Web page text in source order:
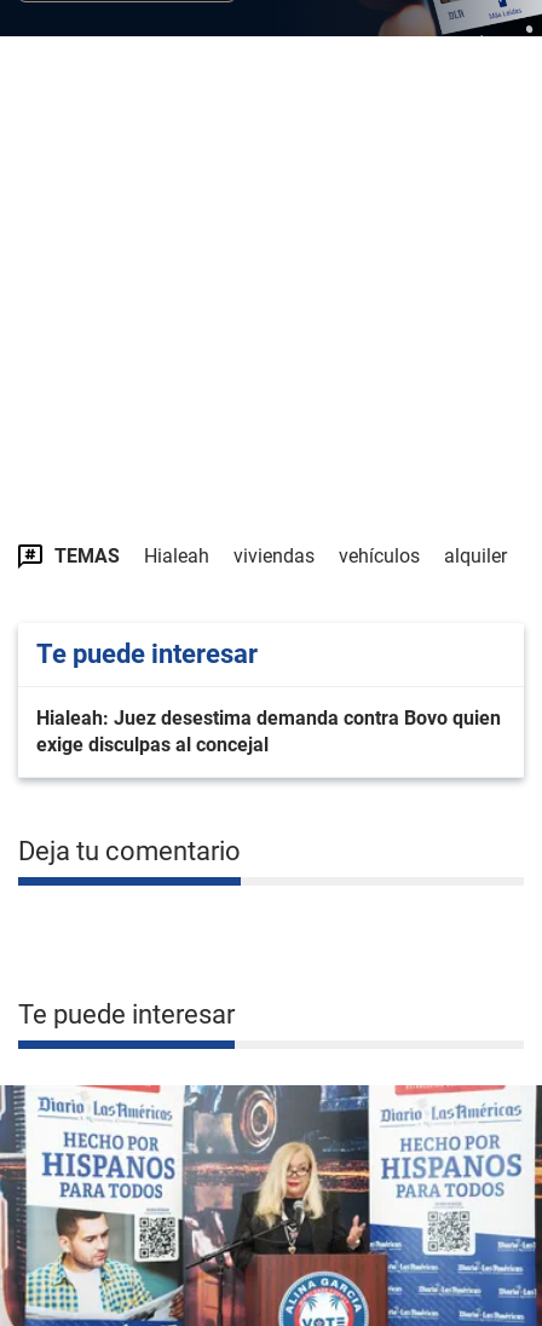
TEMAS Hialeah viviendas vehículos alquiler
Te puede interesar
Hialeah: Juez desestima demanda contra Bovo quien
exige disculpas al concejal
Deja tu comentario
Te puede interesar